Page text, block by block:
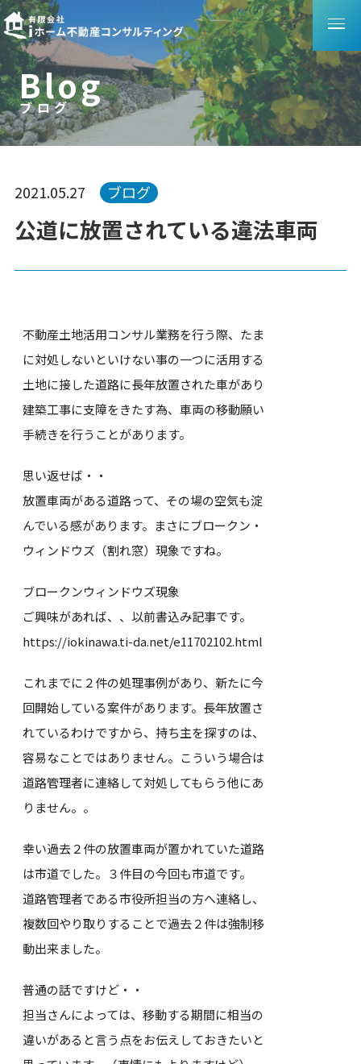
Blog
ブログ
ブログ
公道に放置されている違法車両
2021.05.27 ブログ
不動産土地活用コンサル業務を行う際、たま
に対処しないといけない事の一つに活用する
土地に接した道路に長年放置された車があり
建築工事に支障をきたす為、車両の移動願い
手続きを行うことがあります。
思い返せば・・
放置車両がある道路って、その場の空気も淀
んでいる感があります。まさにブロークン・
ウィンドウズ（割れ窓）現象ですね。
ブロークンウィンドウズ現象
ご興味があれば、、以前書込み記事です。
https://iokinawa.ti-da.net/e11702102.html
これまでに２件の処理事例があり、新たに今
回開始している案件があります。長年放置さ
れているわけですから、持ち主を探すのは、
容易なことではありません。こういう場合は
道路管理者に連絡して対処してもらう他にあ
りません。。
幸い過去２件の放置車両が置かれていた道路
は市道でした。３件目の今回も市道です。
道路管理者である市役所担当の方へ連絡し、
複数回やり取りすることで過去２件は強制移
動出来ました。
普通の話ですけど・・
担当さんによっては、移動する期間に相当の
違いがあると言う点をお伝えしておきたいと